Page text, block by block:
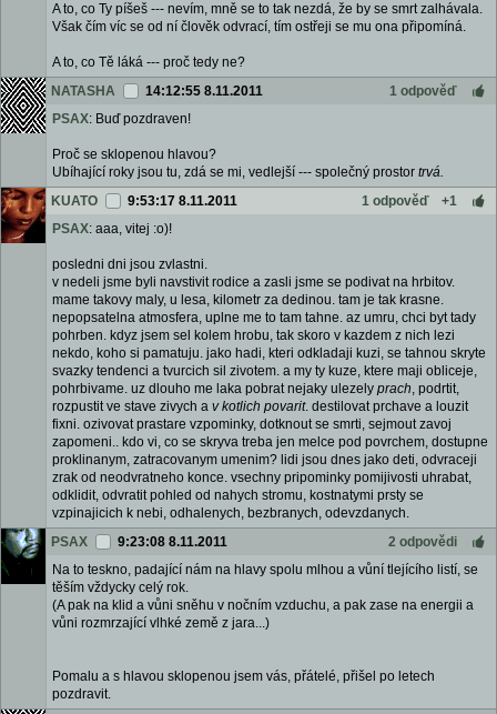
A to, co Ty píšeš --- nevím, mně se to tak nezdá, že by se smrt zalhávala.
Však čím víc se od ní člověk odvrací, tím ostřeji se mu ona připomíná.
A to, co Tě láká --- proč tedy ne?
NATASHA
14:12:55 8.11.2011
1 odpověď
PSAX: Buď pozdraven!
Proč se sklopenou hlavou?
Ubíhající roky jsou tu, zdá se mi, vedlejší --- společný prostor trvá.
KUATO
9:53:17 8.11.2011 1 odpověď
+1
PSAX: aaa, vitej :o)!
posledni dni jsou zvlastni.
v nedeli jsme byli navstivit rodice a zasli jsme se podivat na hrbitov.
mame takovy maly, u lesa, kilometr za dedinou. tam je tak krasne.
nepopsatelna atmosfera, uplne me to tam tahne. az umru, chci byt tady
pohrben. kdyz jsem sel kolem hrobu, tak skoro v kazdem z nich lezi
nekdo, koho si pamatuju. jako hadi, kteri odkladaji kuzi, se tahnou skryte
svazky tendenci a tvurcich sil zivotem. a my ty kuze, ktere maji obliceje,
pohrbivame. uz dlouho me laka pobrat nejaky ulezely prach, podrtit,
rozpustit ve stave zivych a v kotlich povarit. destilovat prchave a louzit
fixni. ozivovat prastare vzpominky, dotknout se smrti, sejmout zavoj
zapomeni.. kdo vi, co se skryva treba jen melce pod povrchem, dostupne
proklinanym, zatracovanym umenim? lidi jsou dnes jako deti, odvraceji
zrak od neodvratneho konce. vsechny pripominky pomijivosti uhrabat,
odklidit, odvratit pohled od nahych stromu, kostnatymi prsty se
vzpinajicich k nebi, odhalenych, bezbranych, odevzdanych.
PSAX
9:23:08 8.11.2011
2 odpovědi
Na to teskno, padající nám na hlavy spolu mlhou a vůní tlejícího listí, se
těším vždycky celý rok.
(A pak na klid a vůni sněhu v nočním vzduchu, a pak zase na energii a
vůni rozmrzající vlhké země z jara...)
Pomalu a s hlavou sklopenou jsem vás, přátelé, přišel po letech
pozdravit.